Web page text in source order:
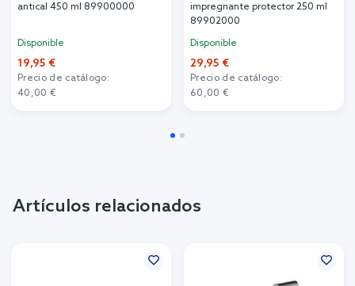
antical 450 ml 89900000
Disponible
19,95 €
Precio de catálogo:
40,00 €
impregnante protector 250 ml
89902000
Disponible
29,95 €
Precio de catálogo:
60,00 €
Artículos relacionados